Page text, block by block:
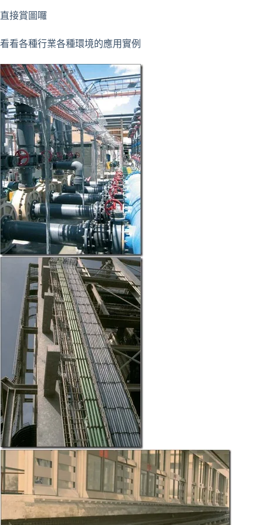
直接賞圖囉
看看各種行業各種環境的應用實例